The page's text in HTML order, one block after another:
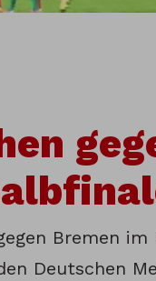
Bremen im
Deutschen